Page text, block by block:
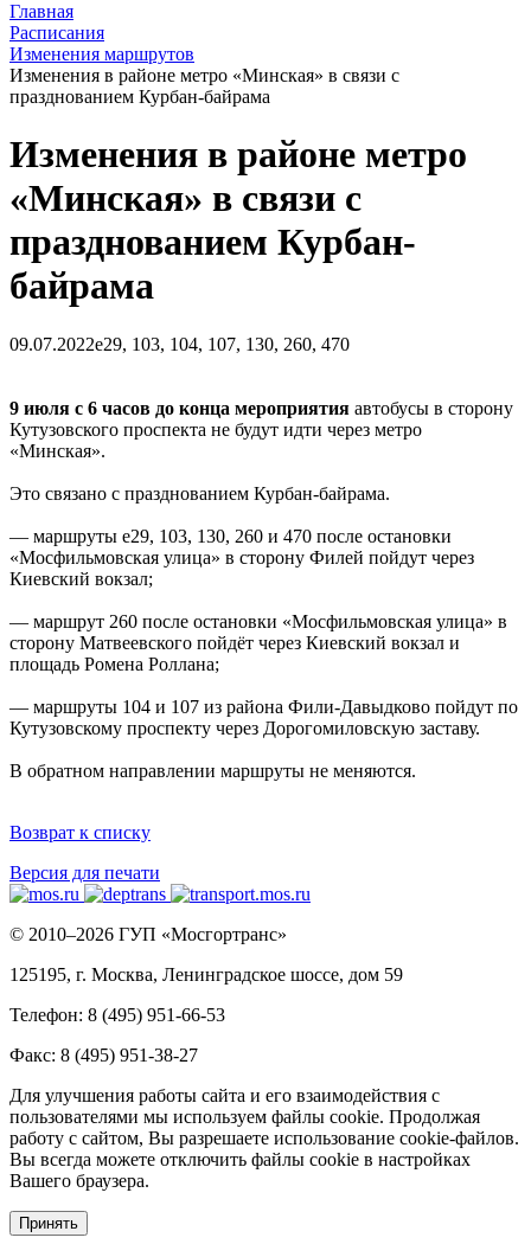
Главная
Расписания
Изменения маршрутов
Изменения в районе метро «Минская» в связи с
празднованием Курбан-байрама
Изменения в районе метро
«Минская» в связи с
празднованием Курбан-
байрама
09.07.2022е29, 103, 104, 107, 130, 260, 470
9 июля с 6 часов до конца мероприятия автобусы в сторону
Кутузовского проспекта не будут идти через метро
«Минская».
Это связано с празднованием Курбан-байрама.
— маршруты е29, 103, 130, 260 и 470 после остановки
«Мосфильмовская улица» в сторону Филей пойдут через
Киевский вокзал;
— маршрут 260 после остановки «Мосфильмовская улица» в
сторону Матвеевского пойдёт через Киевский вокзал и
площадь Ромена Роллана;
— маршруты 104 и 107 из района Фили-Давыдково пойдут по
Кутузовскому проспекту через Дорогомиловскую заставу.
В обратном направлении маршруты не меняются.
Возврат к списку
Версия для печати
© 2010–2026 ГУП «Мосгортранс»
125195, г. Москва, Ленинградское шоссе, дом 59
Телефон: 8 (495) 951-66-53
Факс: 8 (495) 951-38-27
Для улучшения работы сайта и его взаимодействия с
пользователями мы используем файлы cookie. Продолжая
работу с сайтом, Вы разрешаете использование cookie-файлов.
Вы всегда можете отключить файлы cookie в настройках
Вашего браузера.
Принять